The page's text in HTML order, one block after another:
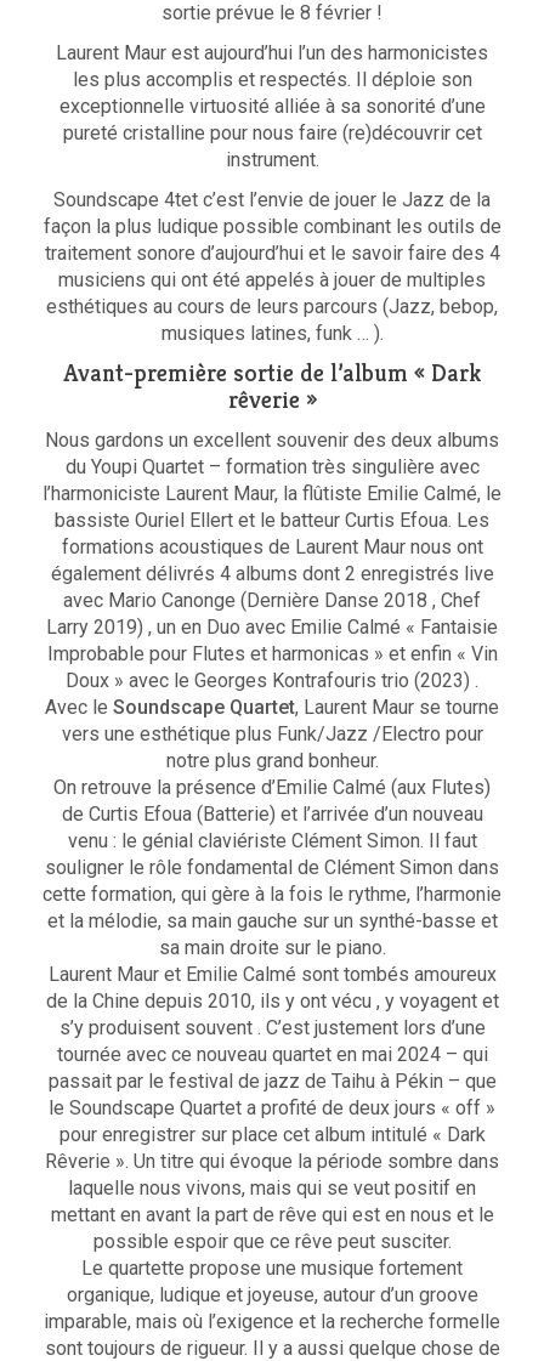
sortie prévue le 8 février !
Laurent Maur est aujourd’hui l’un des harmonicistes
les plus accomplis et respectés. Il déploie son
exceptionnelle virtuosité alliée à sa sonorité d’une
pureté cristalline pour nous faire (re)découvrir cet
instrument.
Soundscape 4tet c’est l’envie de jouer le Jazz de la
façon la plus ludique possible combinant les outils de
traitement sonore d’aujourd’hui et le savoir faire des 4
musiciens qui ont été appelés à jouer de multiples
esthétiques au cours de leurs parcours (Jazz, bebop,
musiques latines, funk … ).
Avant-première sortie de l’album « Dark
rêverie »
Nous gardons un excellent souvenir des deux albums
du Youpi Quartet – formation très singulière avec
l’harmoniciste Laurent Maur, la flûtiste Emilie Calmé, le
bassiste Ouriel Ellert et le batteur Curtis Efoua. Les
formations acoustiques de Laurent Maur nous ont
également délivrés 4 albums dont 2 enregistrés live
avec Mario Canonge (Dernière Danse 2018 , Chef
Larry 2019) , un en Duo avec Emilie Calmé « Fantaisie
Improbable pour Flutes et harmonicas » et enfin « Vin
Doux » avec le Georges Kontrafouris trio (2023) .
Avec le Soundscape Quartet, Laurent Maur se tourne
vers une esthétique plus Funk/Jazz /Electro pour
notre plus grand bonheur.
On retrouve la présence d’Emilie Calmé (aux Flutes)
de Curtis Efoua (Batterie) et l’arrivée d’un nouveau
venu : le génial claviériste Clément Simon. Il faut
souligner le rôle fondamental de Clément Simon dans
cette formation, qui gère à la fois le rythme, l’harmonie
et la mélodie, sa main gauche sur un synthé-basse et
sa main droite sur le piano.
Laurent Maur et Emilie Calmé sont tombés amoureux
de la Chine depuis 2010, ils y ont vécu , y voyagent et
s’y produisent souvent . C’est justement lors d’une
tournée avec ce nouveau quartet en mai 2024 – qui
passait par le festival de jazz de Taihu à Pékin – que
le Soundscape Quartet a profité de deux jours « off »
pour enregistrer sur place cet album intitulé « Dark
Rêverie ». Un titre qui évoque la période sombre dans
laquelle nous vivons, mais qui se veut positif en
mettant en avant la part de rêve qui est en nous et le
possible espoir que ce rêve peut susciter.
Le quartette propose une musique fortement
organique, ludique et joyeuse, autour d’un groove
imparable, mais où l’exigence et la recherche formelle
sont toujours de rigueur. Il y a aussi quelque chose de